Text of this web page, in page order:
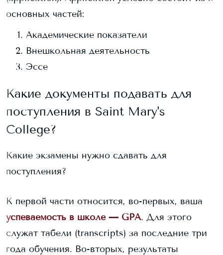
основных частей:
Академические показатели
Внешкольная деятельность
Эссе
Какие документы подавать для
поступления в Saint Mary's
College?
Какие экзамены нужно сдавать для
поступления?
К первой части относится, во-первых, ваша
успеваемость в школе — GPA. Для этого
служат табели (transcripts) за последние три
года обучения. Во-вторых, результаты